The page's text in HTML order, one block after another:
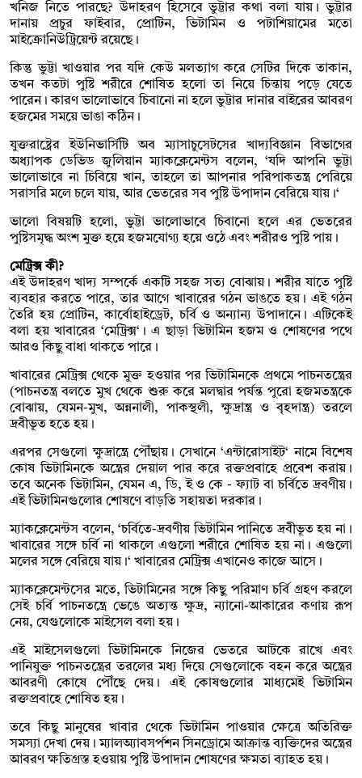
খনিজ নিতে পারছে? উদাহরণ হিসেবে ভুট্টার কথা বলা যায়। ভুট্টার
দানায় প্রচুর ফাইবার, প্রোটিন, ভিটামিন ও পটাশিয়ামের মতো
মাইক্রোনিউট্রিয়েন্ট রয়েছে।
কিন্তু ভুট্টা খাওয়ার পর যদি কেউ মলত্যাগ করে সেটির দিকে তাকান,
তখন কতটা পুষ্টি শরীরে শোষিত হলো তা নিয়ে চিন্তায় পড়ে যেতে
পারেন। কারণ ভালোভাবে চিবানো না হলে ভুট্টার দানার বাইরের আবরণ
হজমের সময়ে ভাঙা কঠিন।
যুক্তরাষ্ট্রের ইউনিভার্সিটি অব ম্যাসাচুসেটসের খাদ্যবিজ্ঞান বিভাগের
অধ্যাপক ডেভিড জুলিয়ান ম্যাকক্লেমেন্টস বলেন, ‘যদি আপনি ভুট্টা
ভালোভাবে না চিবিয়ে খান, তাহলে তা আপনার পরিপাকতন্ত্র পেরিয়ে
সরাসরি মলে চলে যায়, আর ভেতরের সব পুষ্টি উপাদান বেরিয়ে যায়।‘
ভালো বিষয়টি হলো, ভুট্টা ভালোভাবে চিবানো হলে এর ভেতরের
পুষ্টিসমৃদ্ধ অংশ মুক্ত হয়ে হজমযোগ্য হয়ে ওঠে এবং শরীরও পুষ্টি পায়।
মেট্রিক্স কী?
এই উদাহরণ খাদ্য সম্পর্কে একটি সহজ সত্য বোঝায়। শরীর যাতে পুষ্টি
ব্যবহার করতে পারে, তার আগে খাবারের গঠন ভাঙতে হয়। এই গঠন
তৈরি হয় প্রোটিন, কার্বোহাইড্রেট, চর্বি ও অন্যান্য উপাদানে। এটিকেই
বলা হয় খাবারের ‘মেট্রিক্স‘। এ ছাড়া ভিটামিন হজম ও শোষণের পথে
আরও কিছু বাধা থাকতে পারে।
খাবারের মেট্রিক্স থেকে মুক্ত হওয়ার পর ভিটামিনকে প্রথমে পাচনতন্ত্রের
(পাচনতন্ত্র বলতে মুখ থেকে শুরু করে মলদ্বার পর্যন্ত পুরো হজমতন্ত্রকে
বোঝায়, যেমন-মুখ, অন্ননালী, পাকস্থলী, ক্ষুদ্রান্ত্র ও বৃহদান্ত্র) তরলে
দ্রবীভূত হতে হয়।
এরপর সেগুলো ক্ষুদ্রান্ত্রে পৌঁছায়। সেখানে ‘এন্টারোসাইট‘ নামে বিশেষ
কোষ ভিটামিনকে অন্ত্রের দেয়াল পার করে রক্তপ্রবাহে প্রবেশ করায়।
তবে অনেক ভিটামিন, যেমন এ, ডি, ই ও কে - ফ্যাট বা চর্বিতে দ্রবণীয়।
এই ভিটামিনগুলোর শোষণে বাড়তি সহায়তা দরকার।
ম্যাকক্লেমেন্টস বলেন, ‘চর্বিতে-দ্রবণীয় ভিটামিন পানিতে দ্রবীভূত হয় না।
খাবারের সঙ্গে চর্বি না থাকলে এগুলো শরীরে শোষিত হয় না। এগুলো
মলের সঙ্গে বেরিয়ে যায়।‘ খাবারের মেট্রিক্স এখানেও কাজে আসে।
ম্যাকক্লেমেন্টসের মতে, ভিটামিনের সঙ্গে কিছু পরিমাণ চর্বি গ্রহণ করলে
সেই চর্বি পাচনতন্ত্রে ভেঙে অত্যন্ত ক্ষুদ্র, ন্যানো-আকারের কণায় রূপ
নেয়, যেগুলোকে মাইসেল বলা হয়।
এই মাইসেলগুলো ভিটামিনকে নিজের ভেতরে আটকে রাখে এবং
পানিযুক্ত পাচনতন্ত্রের তরলের মধ্য দিয়ে সেগুলোকে বহন করে অন্ত্রের
আবরণী কোষে পৌঁছে দেয়। এই কোষগুলোর মাধ্যমেই ভিটামিন
রক্তপ্রবাহে শোষিত হয়।
তবে কিছু মানুষের খাবার থেকে ভিটামিন পাওয়ার ক্ষেত্রে অতিরিক্ত
সমস্যা দেখা দেয়। ম্যালঅ্যাবসর্পশন সিনড্রোমে আক্রান্ত ব্যক্তিদের অন্ত্রের
আবরণ ক্ষতিগ্রস্ত হওয়ায় পুষ্টি উপাদান শোষণের ক্ষমতা ব্যাহত হয়।